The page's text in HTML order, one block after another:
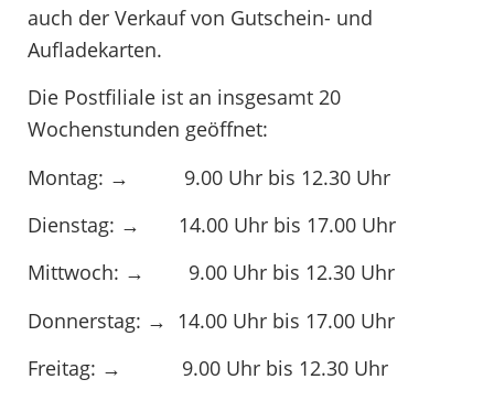
auch der Verkauf von Gutschein- und
Aufladekarten.
Die Postfiliale ist an insgesamt 20
Wochenstunden geöffnet:
Montag: → 9.00 Uhr bis 12.30 Uhr
Dienstag: → 14.00 Uhr bis 17.00 Uhr
Mittwoch: → 9.00 Uhr bis 12.30 Uhr
Donnerstag: → 14.00 Uhr bis 17.00 Uhr
Freitag: → 9.00 Uhr bis 12.30 Uhr